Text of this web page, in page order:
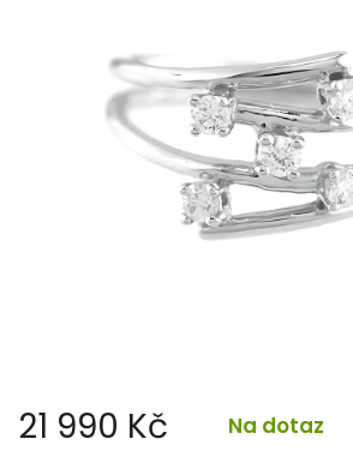
21 990 Kč Na dotaz